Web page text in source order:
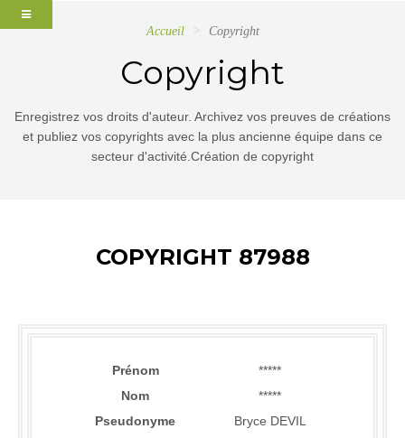
Accueil Copyright
Copyright
Enregistrez vos droits d'auteur. Archivez vos preuves de créations
et publiez vos copyrights avec la plus ancienne équipe dans ce
secteur d'activité.Création de copyright
COPYRIGHT 87988
Prénom
*****
Nom
*****
Pseudonyme
Bryce DEVIL